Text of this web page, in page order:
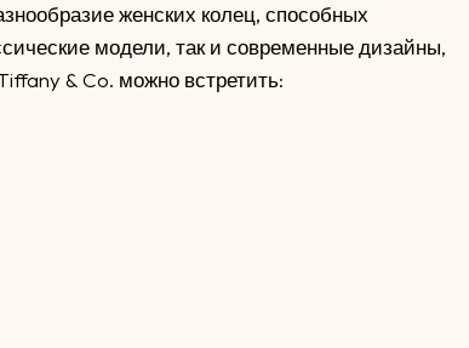
женских колец, способных
модели, так и современные дизайны,
& Co. можно встретить: